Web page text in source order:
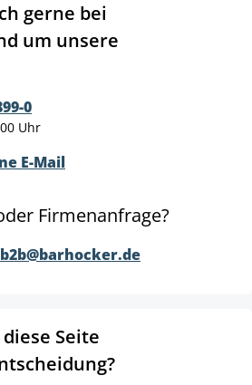
gerne bei
um unsere
0
Uhr
E-Mail
Firmenanfrage?
b2b@barhocker.de
Seite